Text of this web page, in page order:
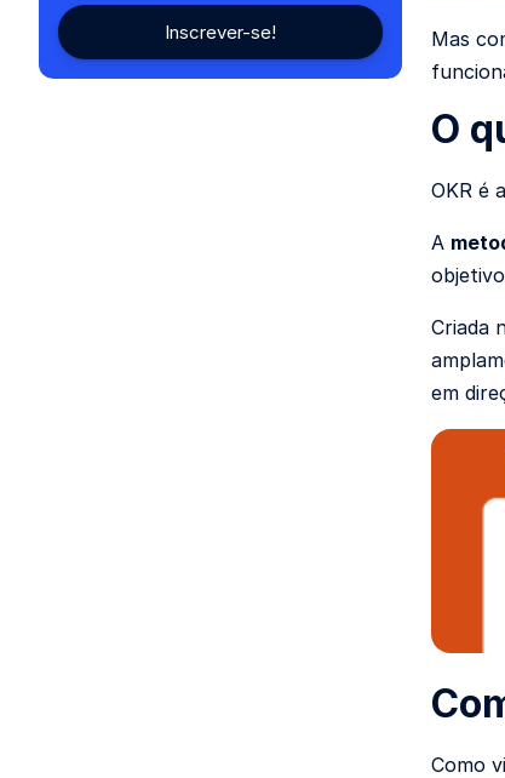
Mas
O
OKR é
A
Criada
em
Como